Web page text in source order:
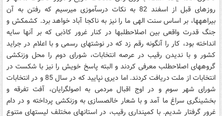
روز‎های قبل از اسفند 82 به نکات درس‎آموزی می‎رسیم که رفتن به آن
بیراهه‎‎ها، بر اساس سنت الهی ما را نیز به ناکجا آباد خواهد برد. کشمکش و
جنگ قدرت واقعی بین اصلاح‎طلب‎‎ها در کنار غرور کاذبی که بر آن‎ها سایه
انداخته بود، کار را آن‎گونه رقم زد که در نوشته‎ای رسمی و با اعلام در جراید
کشور و با ندیدن رقیب در عرصه انتخابات، شورای دوم را محل وزن‎کشی
گروه‎‎های اصلاح‎طلب معرفی کردند و البته پاسخ خویش را نیز با شکست در
انتخابات از ملت دریافت کردند. اما دیری نپایید که در سال 85 و در انتخابات
شورای شهر سوم و در اوج اقبال مردمی به اصول‎گرایان، آفت تفرقه و
بخشی‎نگری سراغ ما آمد و با شعار خالص‎سازی به وزن‎کشی پرداخته و در دام
غرور گرفتار شدیم. با کم‎پنداری رقیب، در استان‎های مختلف لیست‎‎های متنوع